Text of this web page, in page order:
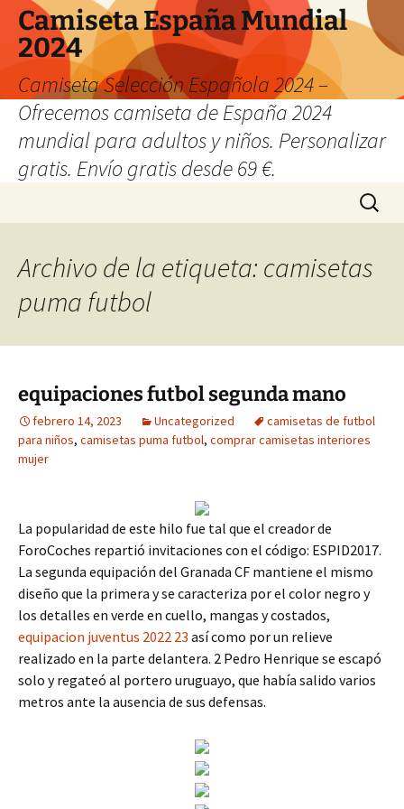
Camiseta España Mundial
2024
Camiseta Selección Española 2024 –
Ofrecemos camiseta de España 2024
mundial para adultos y niños. Personalizar
gratis. Envío gratis desde 69 €.
Buscar:
Archivo de la etiqueta: camisetas
puma futbol
equipaciones futbol segunda mano
febrero 14, 2023 Uncategorized
camisetas de futbol
para niños, camisetas puma futbol, comprar camisetas interiores
mujer
La popularidad de este hilo fue tal que el creador de
ForoCoches repartió invitaciones con el código: ESPID2017.
La segunda equipación del Granada CF mantiene el mismo
diseño que la primera y se caracteriza por el color negro y
los detalles en verde en cuello, mangas y costados,
equipacion juventus 2022 23 así como por un relieve
realizado en la parte delantera. 2 Pedro Henrique se escapó
solo y regateó al portero uruguayo, que había salido varios
metros ante la ausencia de sus defensas.